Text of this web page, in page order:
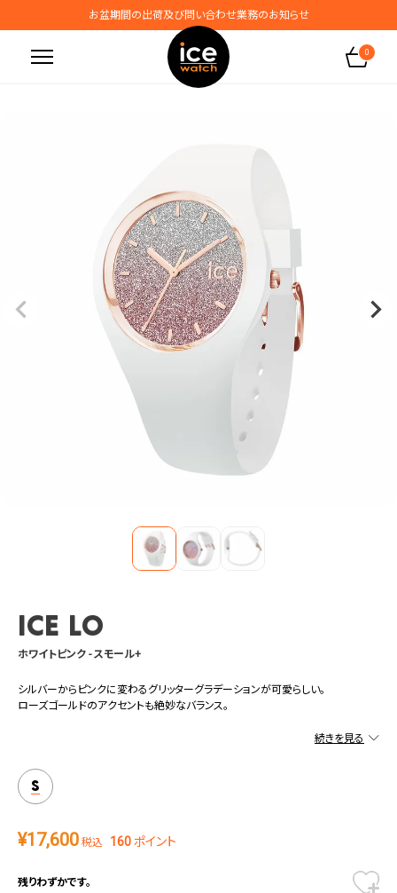
お盆期間の出荷及び問い合わせ業務のお知らせ
地震の影響によるお届けに関するお知らせ
無料ギフトラッピングサービス受付中
0
ICE lo
ホワイトピンク - スモール+
シルバーからピンクに変わるグリッターグラデーションが可愛らしい。
ローズゴールドのアクセントも絶妙なバランス。
S
¥17,600 税込 160ポイント
残りわずかです。